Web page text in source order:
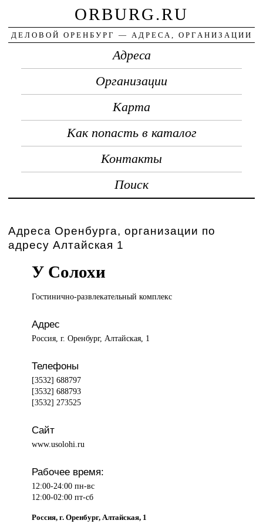
ORBURG.RU
ДЕЛОВОЙ ОРЕНБУРГ — АДРЕСА, ОРГАНИЗАЦИИ
Адреса
Организации
Карта
Как попасть в каталог
Контакты
Поиск
Адреса Оренбурга, организации по
адресу Алтайская 1
У Солохи
Гостинично-развлекательный комплекс
Адрес
Россия, г. Оренбург, Алтайская, 1
Телефоны
[3532] 688797
[3532] 688793
[3532] 273525
Сайт
www.usolohi.ru
Рабочее время:
12:00-24:00 пн-вс
12:00-02:00 пт-сб
Россия, г. Оренбург, Алтайская, 1